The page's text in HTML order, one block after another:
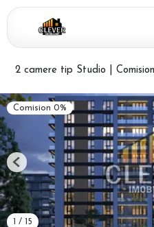
2 camere tip Studio |
Comision 0%
1 / 15
Previous